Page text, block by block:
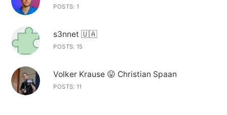
POSTS: 1
s3nnet 🇺🇦
POSTS: 15
Volker Krause 😛 Christian Spaan
POSTS: 11